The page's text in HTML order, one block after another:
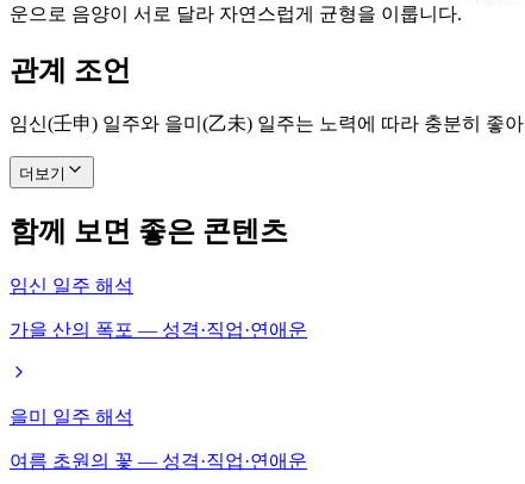
운으로 음양이 서로 달라 자연스럽게 균형을 이룹니다.
관계 조언
임신(壬申) 일주와 을미(乙未) 일주는 노력에 따라 충분히 좋
더보기
함께 보면 좋은 콘텐츠
임신 일주 해석
가을 산의 폭포 — 성격·직업·연애운
을미 일주 해석
여름 초원의 꽃 — 성격·직업·연애운